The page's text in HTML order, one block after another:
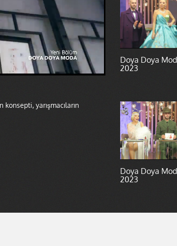
yarışmacıların
Doya Doya
2023
Doya Doya
2023